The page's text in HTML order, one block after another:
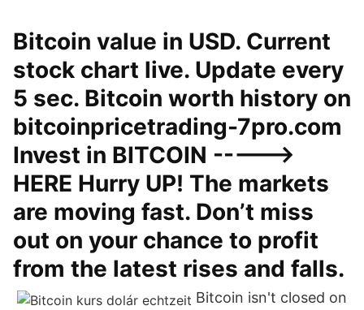
Bitcoin value in USD. Current
stock chart live. Update every
5 sec. Bitcoin worth history on
bitcoinpricetrading-7pro.com
Invest in BITCOIN ----->
HERE Hurry UP! The markets
are moving fast. Don’t miss
out on your chance to profit
from the latest rises and falls.
Bitcoin isn't closed on